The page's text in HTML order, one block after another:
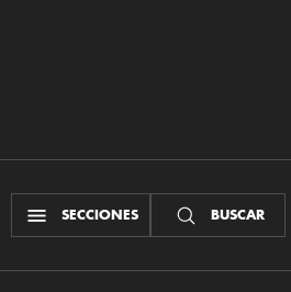
SECCIONES BUSCAR